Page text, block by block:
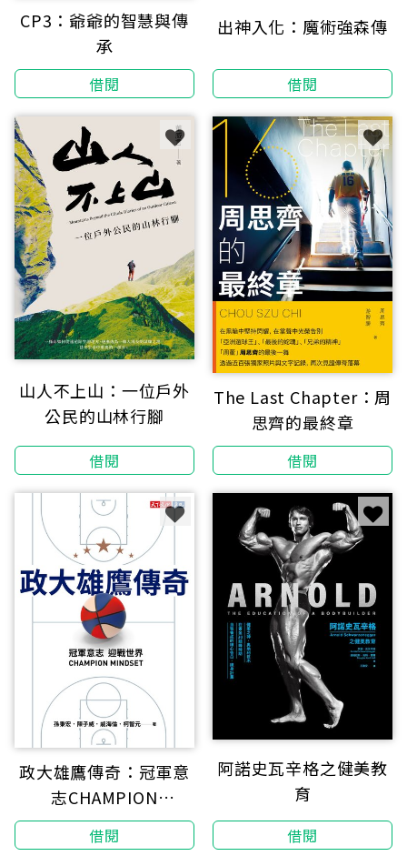
CP3：爺爺的智慧與傳
承
借閱
出神入化：魔術強森傳
借閱
山人不上山：一位戶外
公民的山林行腳
借閱
The Last Chapter：周
思齊的最終章
借閱
政大雄鷹傳奇：冠軍意
志CHAMPION
MINDSET迎戰世界
借閱
阿諾史瓦辛格之健美教
育
借閱